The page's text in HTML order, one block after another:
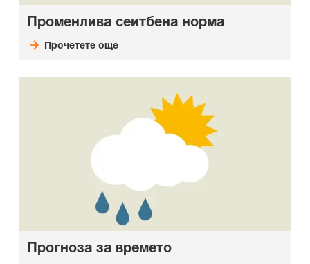
Променлива сеитбена норма
Прочетете още
Прогноза за времето